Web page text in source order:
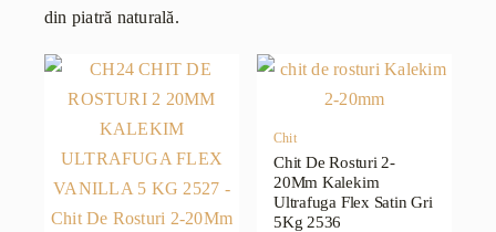
din piatră naturală.
Chit
Chit De Rosturi 2-
20Mm Kalekim
Ultrafuga Flex Satin Gri
5Kg 2536